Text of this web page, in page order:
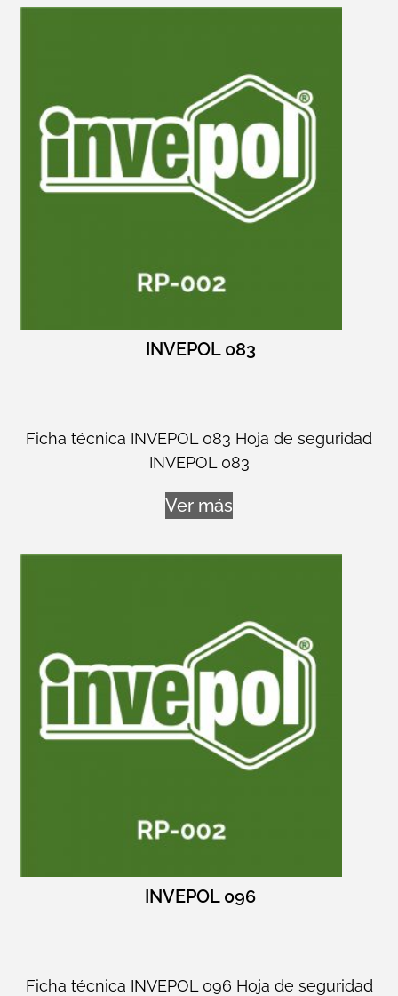
INVEPOL 083
Ficha técnica INVEPOL 083 Hoja de seguridad
INVEPOL 083
Ver más
INVEPOL 096
Ficha técnica INVEPOL 096 Hoja de seguridad